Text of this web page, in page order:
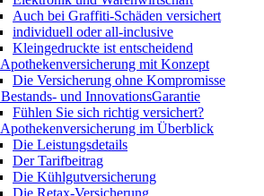
Auch bei Graffiti-Schäden versichert
individuell oder all-inclusive
Kleingedruckte ist entscheidend
mit Konzept
Die Versicherung ohne Kompromisse
und InnovationsGarantie
Fühlen Sie sich richtig versichert?
im Überblick
Die Leistungsdetails
Der Tarifbeitrag
Die Kühlgutversicherung
Die Retax-Versicherung